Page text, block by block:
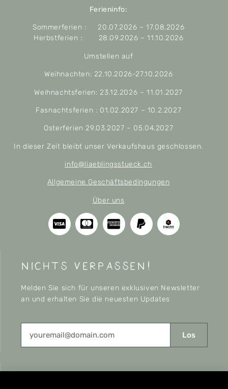
Ferieninfo:
Sommerferien : 20.07.2026 – 17.08.2026
Herbstferien : 28.09.2026 – 11.10.2026
Umstellen auf
Weihnachten: 22.10.2026-27.10.2026
Weihnachtsferien: 23.12.2026 – 11.01.2027
Fasnachtsferien : 01.02.2027 – 10.2.2027
Osterferien 29.03.2027 – 05.04.2027
In dieser Zeit bleibt unser Verkaufshaus geschlossen.
info@liaeblingsstueck.ch
Allgemeine Geschäftsbedingungen
Über uns
nichts verpassen!
Melden Sie sich für unseren exklusiven Newsletter
an und erhalten Sie die neuesten Updates
Los
CONNECT